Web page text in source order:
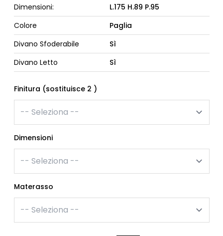
Dimensioni:
L.175 H.89 P.95
Colore
Paglia
Divano Sfoderabile
Sì
Divano Letto
Sì
Finitura (sostituisce 2 )
Dimensioni
Materasso